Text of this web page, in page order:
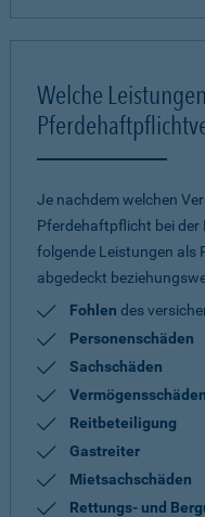
Welche
Je nachdem welchen
Pferdehaftpflicht bei der
folgende Leistungen als
abgedeckt
Fohlen des
Personenschäden
Sachschäden
Vermögensschäden
Reitbeteiligung
Gastreiter
Mietsachschäden
Rettungs- und